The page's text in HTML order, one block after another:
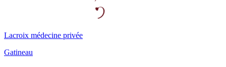
Lacroix médecine privée
Gatineau